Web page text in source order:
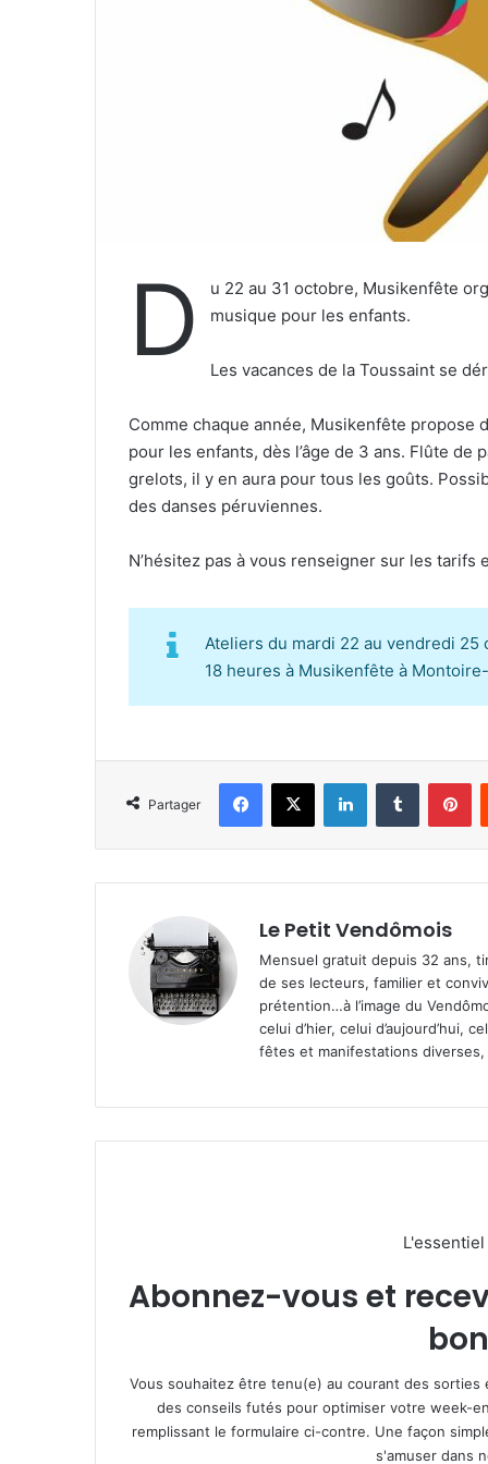
D
u 22 au 31 octobre, Musikenfête
musique pour les enfants.
Les vacances de la Toussaint se
Comme chaque année, Musikenfête propose
pour les enfants, dès l’âge de 3 ans. Flûte de
grelots, il y en aura pour tous les goûts.
des danses péruviennes.
N’hésitez pas à vous renseigner sur les tarifs
Ateliers du mardi 22 au vendredi
18 heures à Musikenfête à
Partager
Le Petit Vendômois
Mensuel gratuit depuis 32 ans,
de ses lecteurs, familier et
prétention…à l’image du
celui d’hier, celui d’aujourd’hui,
fêtes et manifestations
Abonnez-vous et
Vous souhaitez être tenu(e) au courant des
des conseils futés pour optimiser votre week-
remplissant le formulaire ci-contre. Une façon
s'amuser dans